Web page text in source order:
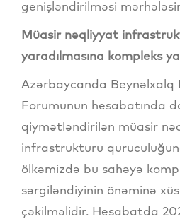
genişləndirilməsi
Müasir nəqliyyat
yaradılmasına kompleks
Azərbaycanda Beynəlxalq
Forumunun hesabatında
qiymətləndirilən müasir
infrastrukturu
ölkəmizdə bu sahəyə
sərgiləndiyinin önəminə
çəkilməlidir. Hesabatda